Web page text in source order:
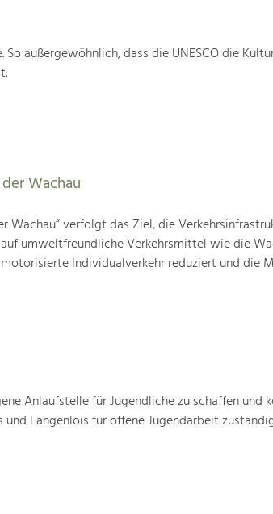
außergewöhnlich, dass die UNESCO die
Wachau
verfolgt das Ziel, die
umweltfreundliche Verkehrsmittel wie die
Individualverkehr reduziert und die
Anlaufstelle für Jugendliche zu schaffen und
Langenlois für offene Jugendarbeit